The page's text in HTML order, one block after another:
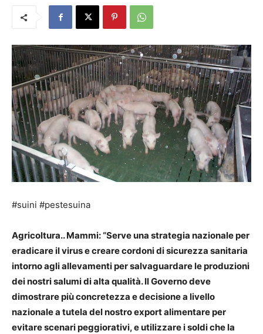
#suini #pestesuina
Agricoltura.. Mammi: “Serve una strategia nazionale per
eradicare il virus e creare cordoni di sicurezza sanitaria
intorno agli allevamenti per salvaguardare le produzioni
dei nostri salumi di alta qualità. Il Governo deve
dimostrare più concretezza e decisione a livello
nazionale a tutela del nostro export alimentare per
evitare scenari peggiorativi, e utilizzare i soldi che la